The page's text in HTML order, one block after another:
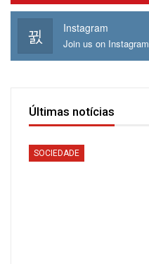
Instagram
Join us on Instagram
Últimas notícias
SOCIEDADE